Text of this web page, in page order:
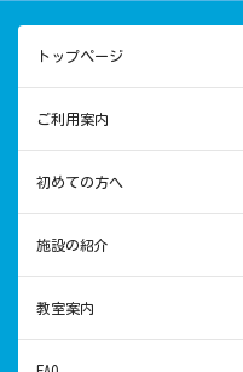
トップページ
ご利用案内
初めての方へ
施設の紹介
教室案内